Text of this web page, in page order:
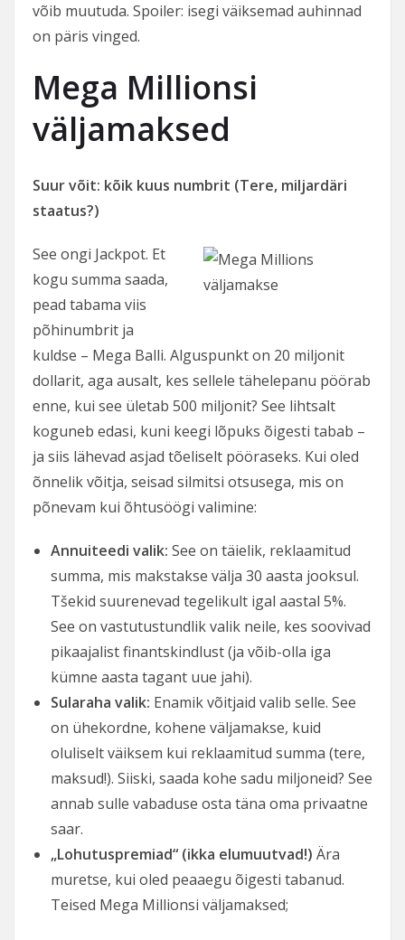
võib muutuda. Spoiler: isegi väiksemad auhinnad
on päris vinged.
Mega Millionsi
väljamaksed
Suur võit: kõik kuus numbrit (Tere, miljardäri
staatus?)
See ongi Jackpot. Et
kogu summa saada,
pead tabama viis
põhinumbrit ja
kuldse – Mega Balli. Alguspunkt on 20 miljonit
dollarit, aga ausalt, kes sellele tähelepanu pöörab
enne, kui see ületab 500 miljonit? See lihtsalt
koguneb edasi, kuni keegi lõpuks õigesti tabab –
ja siis lähevad asjad tõeliselt pööraseks. Kui oled
õnnelik võitja, seisad silmitsi otsusega, mis on
põnevam kui õhtusöögi valimine:
Annuiteedi valik: See on täielik, reklaamitud
summa, mis makstakse välja 30 aasta jooksul.
Tšekid suurenevad tegelikult igal aastal 5%.
See on vastutustundlik valik neile, kes soovivad
pikaajalist finantskindlust (ja võib-olla iga
kümne aasta tagant uue jahi).
Sularaha valik: Enamik võitjaid valib selle. See
on ühekordne, kohene väljamakse, kuid
oluliselt väiksem kui reklaamitud summa (tere,
maksud!). Siiski, saada kohe sadu miljoneid? See
annab sulle vabaduse osta täna oma privaatne
saar.
„Lohutuspremiad“ (ikka elumuutvad!) Ära
muretse, kui oled peaaegu õigesti tabanud.
Teised Mega Millionsi väljamaksed;